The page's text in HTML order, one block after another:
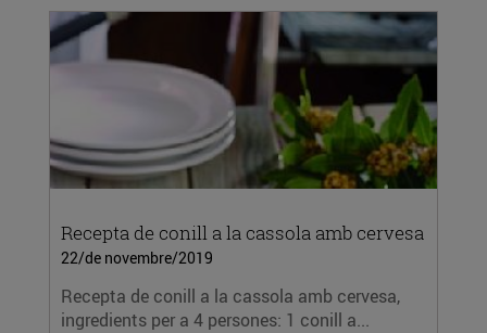
Recepta de conill a la cassola amb cervesa
22/de novembre/2019
Recepta de conill a la cassola amb cervesa,
ingredients per a 4 persones: 1 conill a...